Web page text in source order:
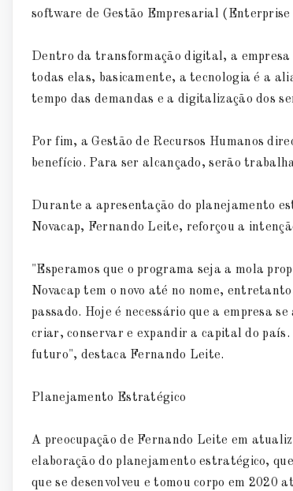
software de Gestão Empresarial
Dentro da transformação digital, a empresa
todas elas, basicamente, a tecnologia é a
tempo das demandas e a digitalização dos
Por fim, a Gestão de Recursos Humanos
benefício. Para ser alcançado, serão
Durante a apresentação do planejamento
Novacap, Fernando Leite, reforçou a
"Esperamos que o programa seja a mola
Novacap tem o novo até no nome,
passado. Hoje é necessário que a empresa
criar, conservar e expandir a capital do
futuro", destaca Fernando Leite.
Planejamento Estratégico
A preocupação de Fernando Leite em
elaboração do planejamento estratégico,
que se desenvolveu e tomou corpo em 2020